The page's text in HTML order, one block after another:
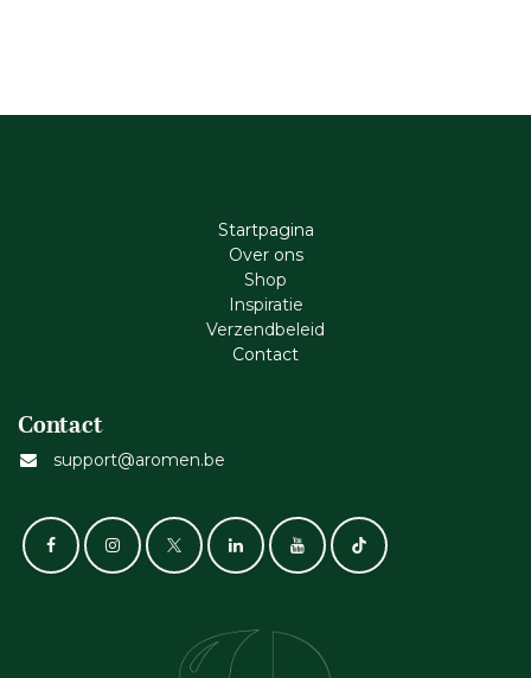
Startpagina
Ove​r​ ons
Shop
Inspiratie
Verzendbeleid
Cont​act
Contact
support@aromen.be